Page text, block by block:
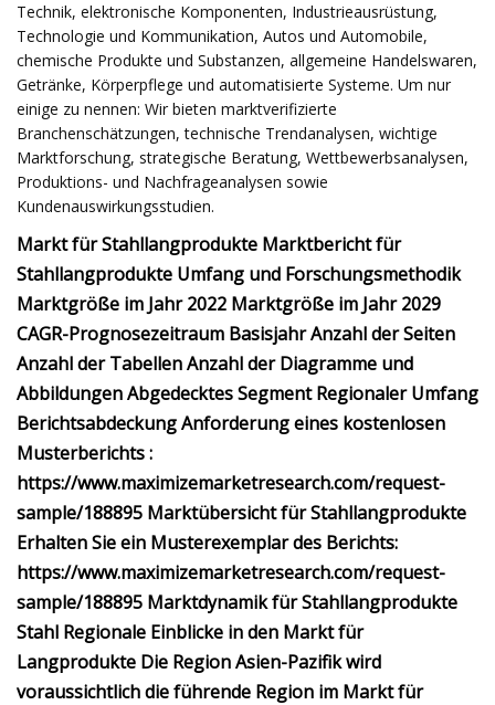
Technik, elektronische Komponenten, Industrieausrüstung,
Technologie und Kommunikation, Autos und Automobile,
chemische Produkte und Substanzen, allgemeine Handelswaren,
Getränke, Körperpflege und automatisierte Systeme. Um nur
einige zu nennen: Wir bieten marktverifizierte
Branchenschätzungen, technische Trendanalysen, wichtige
Marktforschung, strategische Beratung, Wettbewerbsanalysen,
Produktions- und Nachfrageanalysen sowie
Kundenauswirkungsstudien.
Markt für Stahllangprodukte Marktbericht für
Stahllangprodukte Umfang und Forschungsmethodik
Marktgröße im Jahr 2022 Marktgröße im Jahr 2029
CAGR-Prognosezeitraum Basisjahr Anzahl der Seiten
Anzahl der Tabellen Anzahl der Diagramme und
Abbildungen Abgedecktes Segment Regionaler Umfang
Berichtsabdeckung Anforderung eines kostenlosen
Musterberichts :
https://www.maximizemarketresearch.com/request-
sample/188895 Marktübersicht für Stahllangprodukte
Erhalten Sie ein Musterexemplar des Berichts:
https://www.maximizemarketresearch.com/request-
sample/188895 Marktdynamik für Stahllangprodukte
Stahl Regionale Einblicke in den Markt für
Langprodukte Die Region Asien-Pazifik wird
voraussichtlich die führende Region im Markt für